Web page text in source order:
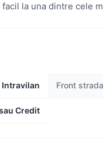
la una dintre cele
Intravilan Front
Credit